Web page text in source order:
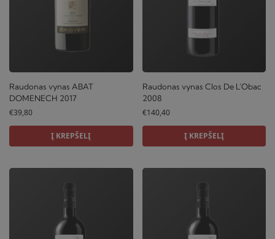
Raudonas vynas ABAT
DOMENECH 2017
€39,80
Į KREPŠELĮ
Raudonas vynas Clos De L’Obac
2008
€140,40
Į KREPŠELĮ